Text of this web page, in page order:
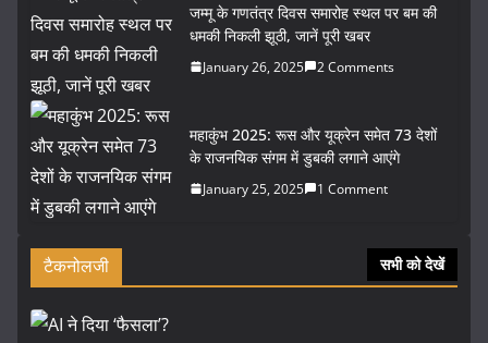
जम्मू के गणतंत्र दिवस समारोह स्थल पर बम की
धमकी निकली झूठी, जानें पूरी खबर
January 26, 2025 2 Comments
महाकुंभ 2025: रूस और यूक्रेन समेत 73 देशों
के राजनयिक संगम में डुबकी लगाने आएंगे
January 25, 2025 1 Comment
टैकनोलजी सभी को देखें